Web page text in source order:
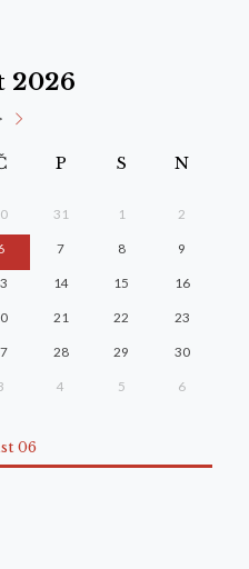
2026
P S N
31 1 2
7 8 9
14 15 16
21 22 23
28 29 30
4 5 6
06